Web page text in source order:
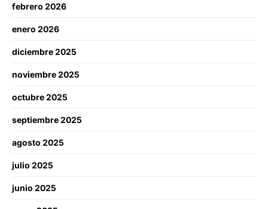
febrero 2026
enero 2026
diciembre 2025
noviembre 2025
octubre 2025
septiembre 2025
agosto 2025
julio 2025
junio 2025